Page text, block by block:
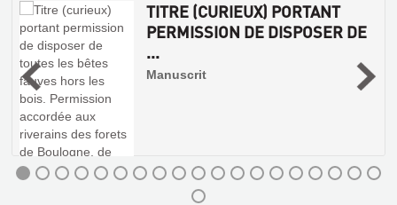
TITRE (CURIEUX) PORTANT
PERMISSION DE DISPOSER DE
...
Manuscrit